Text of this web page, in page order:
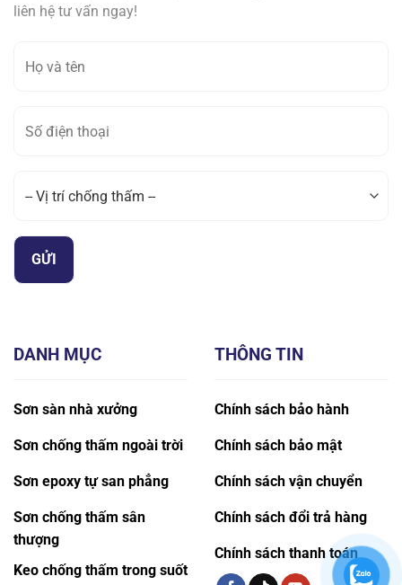
DANH MỤC
Sơn sàn nhà xưởng
Sơn chống thấm ngoài trời
Sơn epoxy tự san phẳng
Sơn chống thấm sân
thượng
Keo chống thấm trong suốt
THÔNG TIN
Chính sách bảo hành
Chính sách bảo mật
Chính sách vận chuyển
Chính sách đổi trả hàng
Chính sách thanh toán
liên hệ tư vấn ngay!